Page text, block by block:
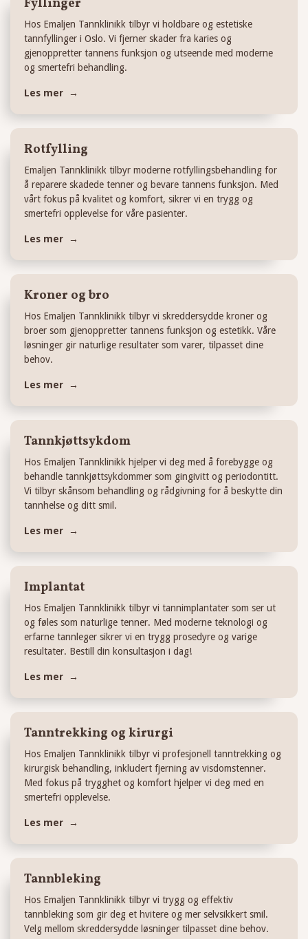
Fyllinger
Hos Emaljen Tannklinikk tilbyr vi holdbare og estetiske
tannfyllinger i Oslo. Vi fjerner skader fra karies og
gjenoppretter tannens funksjon og utseende med moderne
og smertefri behandling.
Les mer →
Rotfylling
Emaljen Tannklinikk tilbyr moderne rotfyllingsbehandling for
å reparere skadede tenner og bevare tannens funksjon. Med
vårt fokus på kvalitet og komfort, sikrer vi en trygg og
smertefri opplevelse for våre pasienter.
Les mer →
Kroner og bro
Hos Emaljen Tannklinikk tilbyr vi skreddersydde kroner og
broer som gjenoppretter tannens funksjon og estetikk. Våre
løsninger gir naturlige resultater som varer, tilpasset dine
behov.
Les mer →
Tannkjøttsykdom
Hos Emaljen Tannklinikk hjelper vi deg med å forebygge og
behandle tannkjøttsykdommer som gingivitt og periodontitt.
Vi tilbyr skånsom behandling og rådgivning for å beskytte din
tannhelse og ditt smil.
Les mer →
Implantat
Hos Emaljen Tannklinikk tilbyr vi tannimplantater som ser ut
og føles som naturlige tenner. Med moderne teknologi og
erfarne tannleger sikrer vi en trygg prosedyre og varige
resultater. Bestill din konsultasjon i dag!
Les mer →
Tanntrekking og kirurgi
Hos Emaljen Tannklinikk tilbyr vi profesjonell tanntrekking og
kirurgisk behandling, inkludert fjerning av visdomstenner.
Med fokus på trygghet og komfort hjelper vi deg med en
smertefri opplevelse.
Les mer →
Tannbleking
Hos Emaljen Tannklinikk tilbyr vi trygg og effektiv
tannbleking som gir deg et hvitere og mer selvsikkert smil.
Velg mellom skreddersydde løsninger tilpasset dine behov.